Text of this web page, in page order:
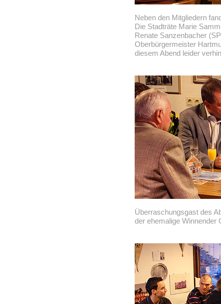
Neben den Mitgliedern
Die Stadträte Marie
Renate Sanzenbacher
Oberbürgermeister
diesem Abend leider
Überraschungsgast des
der ehemalige Winnender